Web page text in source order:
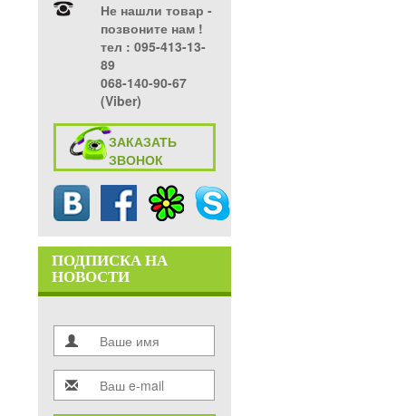
Не нашли товар -
позвоните нам !
тел ‎: 095-413-13-
89
068-140-90-67
(Viber)
ЗАКАЗАТЬ
ЗВОНОК
ПОДПИСКА НА
НОВОСТИ